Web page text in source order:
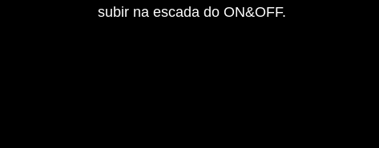
subir na escada do ON&OFF.